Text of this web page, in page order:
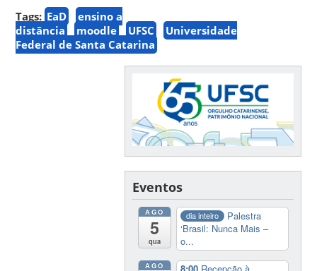
Tags: EaD
ensino a
distância
moodle UFSC
Universidade
Federal de Santa Catarina
Eventos
AGO
5
qua
dia inteiro
Palestra
‘Brasil: Nunca Mais –
o...
AGO